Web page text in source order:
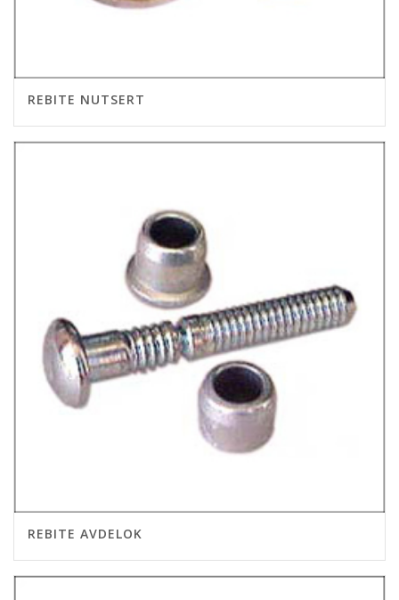
REBITE NUTSERT
REBITE AVDELOK